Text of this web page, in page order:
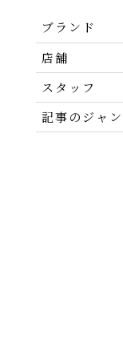
ブランド
店舗
スタッフ
記事のジャ